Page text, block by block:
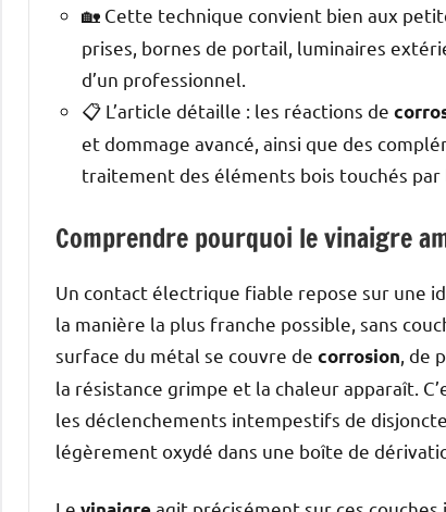
🏡 Cette technique convient bien aux
prises, bornes de portail, luminaires
d’un professionnel.
📋 L’article détaille : les réactions de
et dommage avancé, ainsi que des
traitement des éléments bois touchés par
Comprendre pourquoi le vinaigre
Un contact électrique fiable repose sur une
la manière la plus franche possible, sans
surface du métal se couvre de corrosion, de
la résistance grimpe et la chaleur apparaît.
les déclenchements intempestifs de
légèrement oxydé dans une boîte de